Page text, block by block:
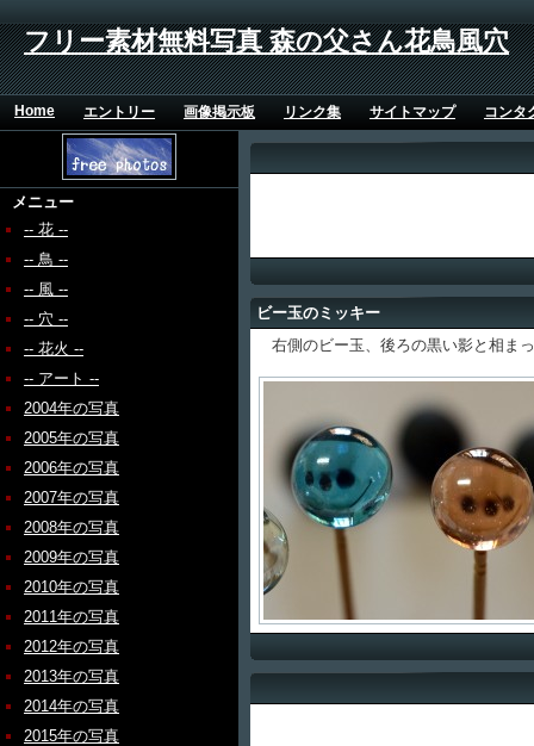
フリー素材無料写真 森の父さん花鳥風穴
Home エントリー 画像掲示板 リンク集 サイトマップ コンタ
メニュー
-- 花 --
-- 鳥 --
-- 風 --
-- 穴 --
-- 花火 --
-- アート --
2004年の写真
2005年の写真
2006年の写真
2007年の写真
2008年の写真
2009年の写真
2010年の写真
2011年の写真
2012年の写真
2013年の写真
2014年の写真
2015年の写真
ビー玉のミッキー
右側のビー玉、後ろの黒い影と相ま